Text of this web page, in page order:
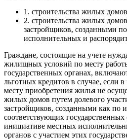
1. строительства жилых
2. строительства жилых
застройщиков, созданными
исполнительных и
Граждане, состоящие на учете
жилищных условий по месту
государственных органах,
льготных кредитов в случае, если
месту приобретения жилья не
жилых домов путем долевого
застройщиков, созданными как по
соответствующих государственных
инициативе местных
органов с участием этих